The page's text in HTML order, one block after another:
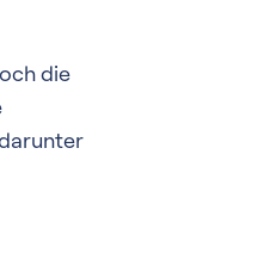
die